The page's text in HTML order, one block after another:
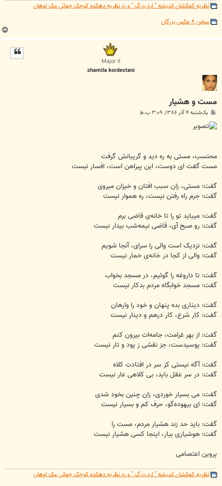
نظریه کهکشان اندیشه " ارد بزرگ " و رد نظریه دهکده کوچک جهانی مک لوهان
سخن + عکس بزرگان
ب
ا
Major II
shamila kordestani
مست و هشیار
پ
ت
یک‌شنبه ۴ آذر ۱۳۸۶, ۳:۰۹ ب.ظ
محتسب، مستی به ره دید و گریبانش گرفت
مست گفت ای دوست، این پیراهن است، افسار نیست
گفت: مستی، زان سبب افتان و خیزان میروی
گفت: جرم راه رفتن نیست، ره هموار نیست
گفت: میباید تو را تا خانه‌ی قاضی برم
گفت: رو صبح آی، قاضی نیمه‌شب بیدار نیست
گفت: نزدیک است والی را سرای، آنجا شویم
گفت: والی از کجا در خانه‌ی خمار نیست
گفت: تا داروغه را گوئیم، در مسجد بخواب
گفت: مسجد خوابگاه مردم بدکار نیست
گفت: دیناری بده پنهان و خود را وارهان
گفت: کار شرع، کار درهم و دینار نیست
گفت: از بهر غرامت، جامه‌ات بیرون کنم
گفت: پوسیدست، جز نقشی ز پود و تار نیست
گفت: آگه نیستی کز سر در افتادت کلاه
گفت: در سر عقل باید، بی کلاهی عار نیست
گفت: می بسیار خوردی، زان چنین بخود شدی
گفت: ای بیهوده‌گو، حرف کم و بسیار نیست
گفت: باید حد زند هشیار مردم، مست را
گفت: هوشیاری بیار، اینجا کسی هشیار نیست
پروین اعتصامی
نظریه کهکشان اندیشه " ارد بزرگ " و رد نظریه دهکده کوچک جهانی مک لوهان